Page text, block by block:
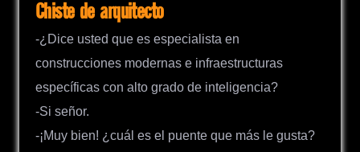
Chiste de arquitecto
-¿Dice usted que es especialista en
construcciones modernas e infraestructuras
específicas con alto grado de inteligencia?
-Si señor.
-¡Muy bien! ¿cuál es el puente que más le gusta?